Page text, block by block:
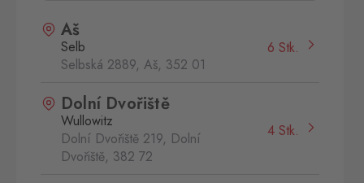
Aš
Selb
Selbská 2889, Aš, 352 01
6 Stk.
Dolní Dvořiště
Wullowitz
Dolní Dvořiště 219, Dolní
Dvořiště, 382 72
4 Stk.